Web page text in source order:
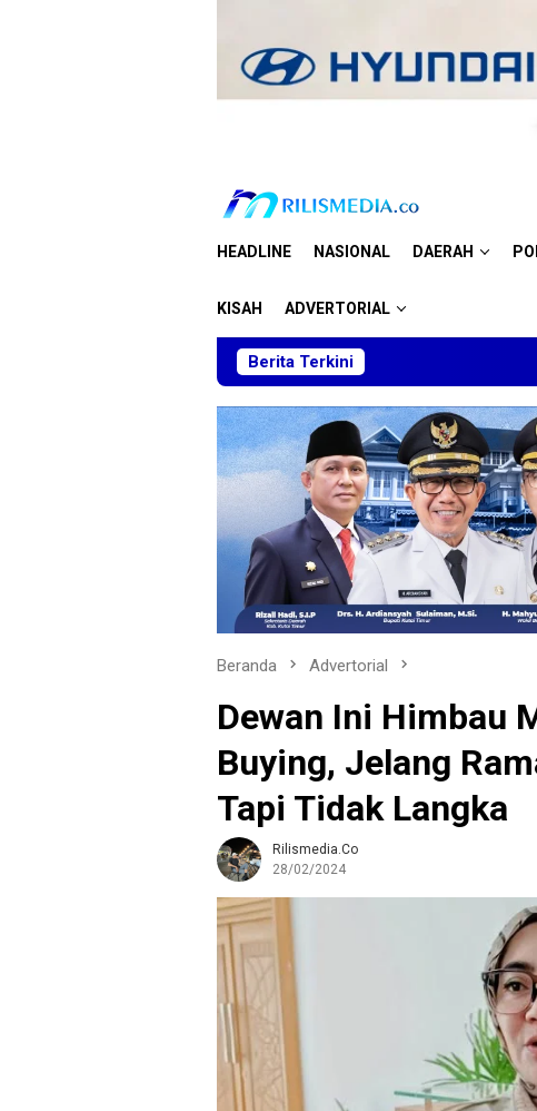
HEADLINE NASIONAL DAERAH
KISAH ADVERTORIAL
Berita Terkini
Beranda Advertorial
Dewan Ini Himbau
Buying, Jelang
Tapi Tidak Langka
Rilismedia.co
28/02/2024